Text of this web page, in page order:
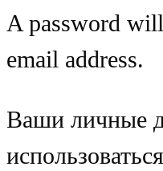
A password
email address.
Ваши личные